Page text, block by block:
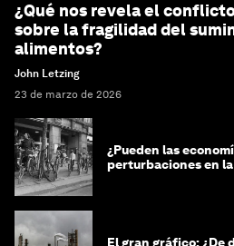
¿Qué nos revela el
sobre la fragilidad del
alimentos?
John Letzing
23 de marzo de 2026
¿Pueden las
perturbaciones en
El gran gráfico: ¿De